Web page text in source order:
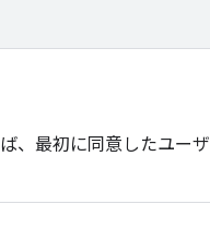
、最初に同意したユー